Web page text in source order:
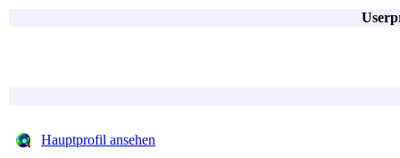
Hauptprofil ansehen